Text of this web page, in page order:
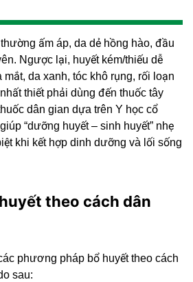
thường ấm áp, da dẻ hồng hào, đầu
Ngược lại, huyết kém/thiếu dễ
mắt, da xanh, tóc khô rụng, rối loạn
thiết phải dùng đến thuốc tây
dân gian dựa trên Y học cổ
“dưỡng huyết – sinh huyết” nhẹ
khi kết hợp dinh dưỡng và lối sống
theo cách dân
phương pháp bổ huyết theo cách
sau: